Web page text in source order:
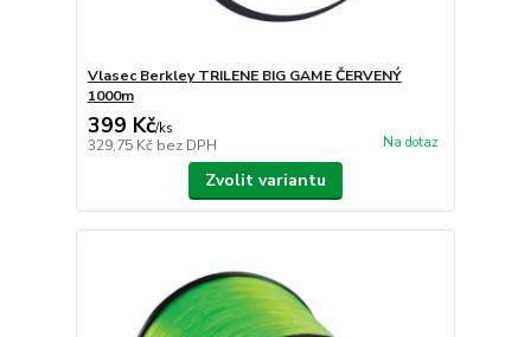
Vlasec Berkley TRILENE BIG GAME ČERVENÝ
1000m
399 Kč/ks
329,75 Kč bez DPH Na dotaz
Zvolit variantu